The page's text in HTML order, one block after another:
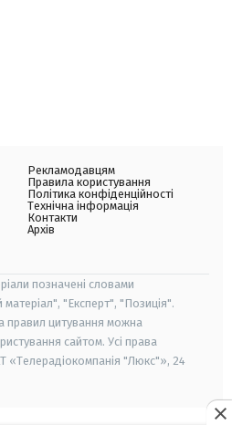
Рекламодавцям
Правила користування
Політика конфіденційності
Технічна інформація
Контакти
Архів
позначені словами
"Експерт", "Позиція".
правил цитування можна
сайтом. Усі права
«Телерадіокомпанія "Люкс"», 24